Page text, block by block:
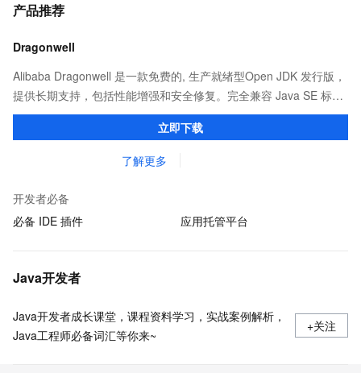
产品推荐
Dragonwell
Alibaba Dragonwell 是一款免费的, 生产就绪型Open JDK 发行版，
提供长期支持，包括性能增强和安全修复。完全兼容 Java SE 标
准，您可以在任何常用操作系统（包括 Linux、Windows 和
macOS）上开发 Java 应用程序。立即下载
了解更多
开发者必备
必备 IDE 插件
应用托管平台
Java开发者
Java开发者成长课堂，课程资料学习，实战案例解析，
Java工程师必备词汇等你来~
+关注